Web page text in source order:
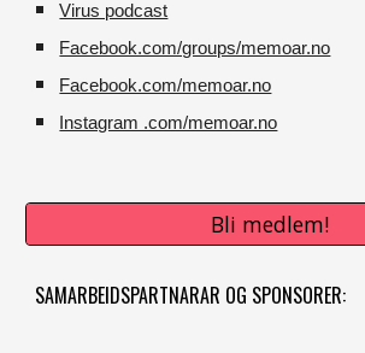
Virus podcast
Facebook.com/groups/memoar.no
Facebook.com/memoar.no
Instagram .com/memoar.no
Bli medlem!
SAMARBEIDSPARTNARAR OG SPONSORER: